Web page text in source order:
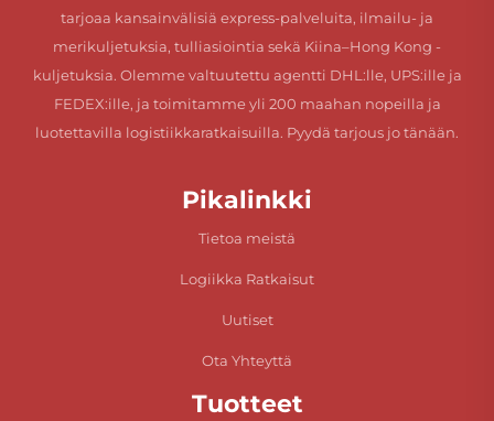
tarjoaa kansainvälisiä express-palveluita, ilmailu- ja
merikuljetuksia, tulliasiointia sekä Kiina–Hong Kong -
kuljetuksia. Olemme valtuutettu agentti DHL:lle, UPS:ille ja
FEDEX:ille, ja toimitamme yli 200 maahan nopeilla ja
luotettavilla logistiikkaratkaisuilla. Pyydä tarjous jo tänään.
Pikalinkki
Tietoa meistä
Logiikka Ratkaisut
Uutiset
Ota Yhteyttä
Tuotteet